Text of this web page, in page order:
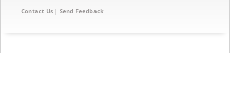
Contact Us | Send Feedback